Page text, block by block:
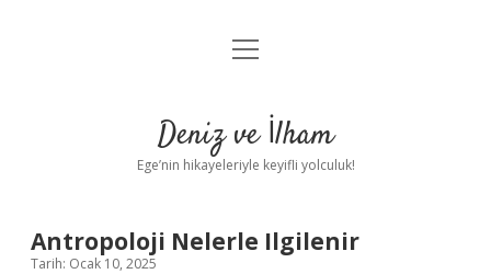
Anasayfa
Yasal Uyarı
menüyü
Deniz ve İlham
Ege’nin hikayeleriyle keyifli yolculuk!
Antropoloji Nelerle Ilgilenir
Tarih: Ocak 10, 2025